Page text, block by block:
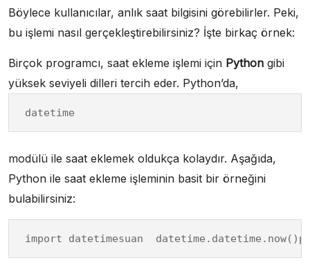
Böylece kullanıcılar, anlık saat bilgisini görebilirler. Peki,
bu işlemi nasıl gerçekleştirebilirsiniz? İşte birkaç örnek:
Birçok programcı, saat ekleme işlemi için Python gibi
yüksek seviyeli dilleri tercih eder. Python’da,
datetime
modülü ile saat eklemek oldukça kolaydır. Aşağıda,
Python ile saat ekleme işleminin basit bir örneğini
bulabilirsiniz:
import datetimesuan